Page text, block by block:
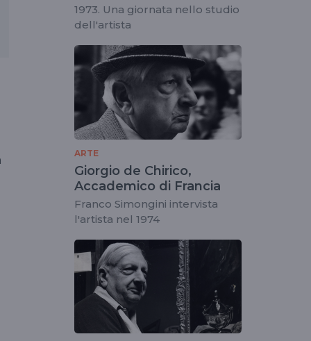
1973. Una giornata nello studio
dell'artista
ARTE
Giorgio de Chirico,
Accademico di Francia
Franco Simongini intervista
l'artista nel 1974